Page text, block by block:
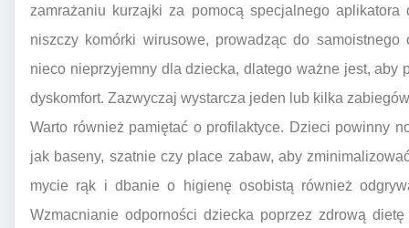
zamrażaniu kurzajki za pomocą specjalnego
niszczy komórki wirusowe, prowadząc do
nieco nieprzyjemny dla dziecka, dlatego ważne jest,
dyskomfort. Zazwyczaj wystarcza jeden lub kilka
Warto również pamiętać o profilaktyce. Dzieci powinny
jak baseny, szatnie czy place zabaw, aby
mycie rąk i dbanie o higienę osobistą również
Wzmacnianie odporności dziecka poprzez zdrową